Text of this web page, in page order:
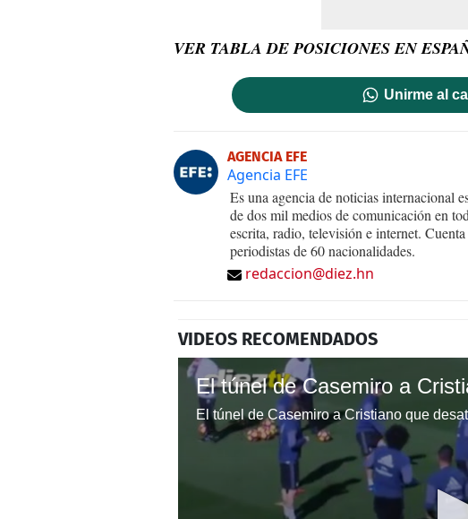
VER TABLA DE POSICIONES EN
Unirme al
AGENCIA EFE
Agencia EFE
Es una agencia de noticias internacional
de dos mil medios de comunicación en
escrita, radio, televisión e internet.
periodistas de 60 nacionalidades.
redaccion@diez.hn
VIDEOS RECOMENDADOS